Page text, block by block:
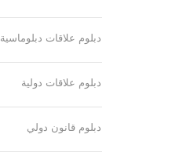
دبلوم علاقات دبلوماسية
دبلوم علاقات دولية
دبلوم قانون دولي